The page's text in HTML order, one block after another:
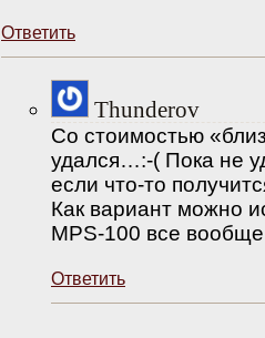
Ответить
Thunderov
Со стоимостью
удался…:-( Пока не
если что-то
Как вариант можно
MPS-100 все
Ответить